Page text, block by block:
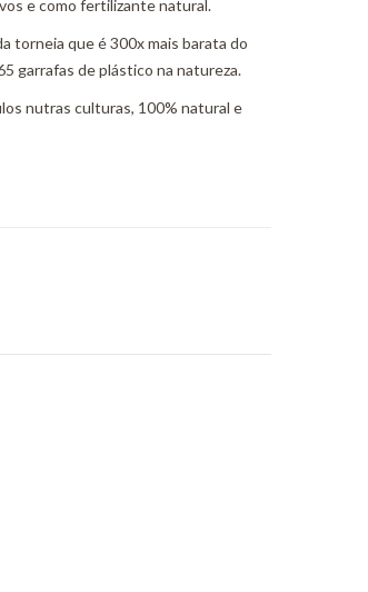
e como fertilizante natural.
torneia que é 300x mais barata do
garrafas de plástico na natureza.
nutras culturas, 100% natural e